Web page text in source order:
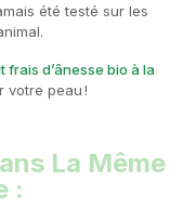
été testé sur les
frais d’ânesse bio à la
votre peau !
La Même
: